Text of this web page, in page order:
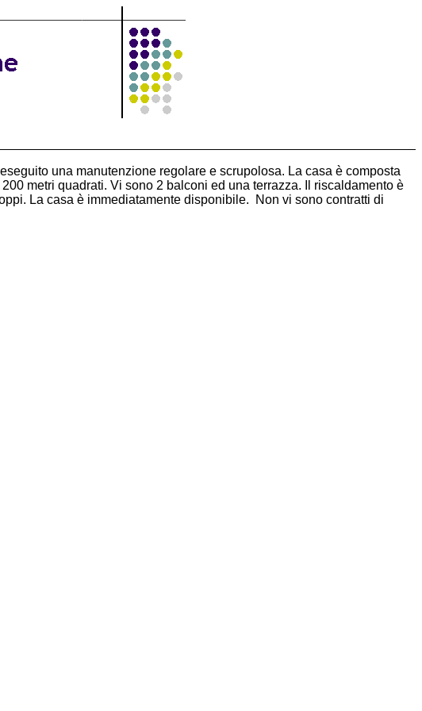
una manutenzione regolare e scrupolosa. La casa è composta
metri quadrati. Vi sono 2 balconi ed una terrazza. Il riscaldamento è
La casa è immediatamente disponibile. Non vi sono contratti di